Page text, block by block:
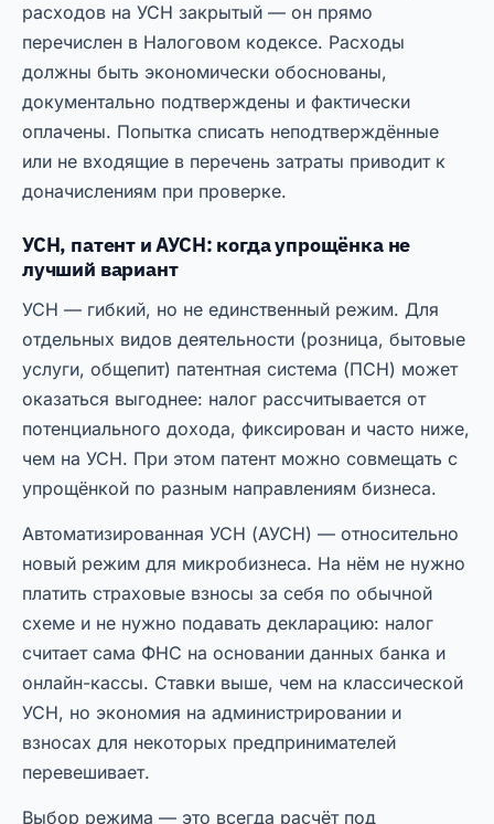
расходов на УСН закрытый — он прямо
перечислен в Налоговом кодексе. Расходы
должны быть экономически обоснованы,
документально подтверждены и фактически
оплачены. Попытка списать неподтверждённые
или не входящие в перечень затраты приводит к
доначислениям при проверке.
УСН, патент и АУСН: когда упрощёнка не
лучший вариант
УСН — гибкий, но не единственный режим. Для
отдельных видов деятельности (розница, бытовые
услуги, общепит) патентная система (ПСН) может
оказаться выгоднее: налог рассчитывается от
потенциального дохода, фиксирован и часто ниже,
чем на УСН. При этом патент можно совмещать с
упрощёнкой по разным направлениям бизнеса.
Автоматизированная УСН (АУСН) — относительно
новый режим для микробизнеса. На нём не нужно
платить страховые взносы за себя по обычной
схеме и не нужно подавать декларацию: налог
считает сама ФНС на основании данных банка и
онлайн-кассы. Ставки выше, чем на классической
УСН, но экономия на администрировании и
взносах для некоторых предпринимателей
перевешивает.
Выбор режима — это всегда расчёт под